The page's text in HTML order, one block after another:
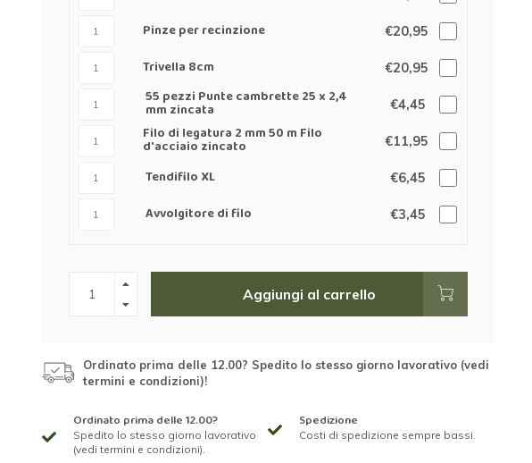
Pinze per recinzione €20,95
Trivella 8cm €20,95
55 pezzi Punte cambrette 25 x 2,4
mm zincata €4,45
Filo di legatura 2 mm 50 m Filo
d'acciaio zincato €11,95
Tendifilo XL €6,45
Avvolgitore di filo €3,45
Aggiungi al carrello
Ordinato prima delle 12.00? Spedito lo stesso giorno lavorativo (vedi
termini e condizioni)!
Ordinato prima delle 12.00?
Spedito lo stesso giorno lavorativo
(vedi termini e condizioni).
Spedizione
Costi di spedizione sempre bassi.